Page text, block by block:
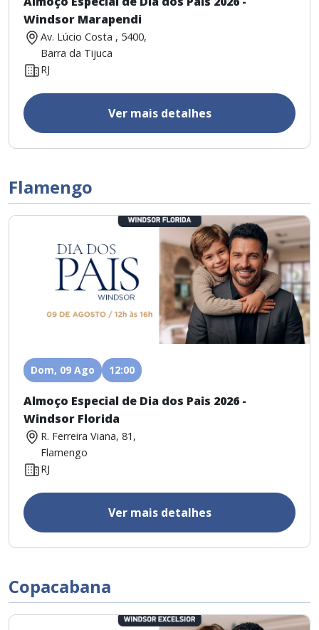
Windsor Marapendi
Av. Lúcio Costa , 5400,
Barra da Tijuca
RJ
Ver mais detalhes
Flamengo
Dom, 09 Ago 12:00
Almoço Especial de Dia dos Pais 2026 -
Windsor Florida
R. Ferreira Viana, 81,
Flamengo
RJ
Ver mais detalhes
Copacabana